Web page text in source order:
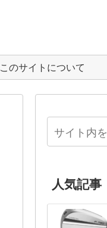
このサイトについて
人気記事